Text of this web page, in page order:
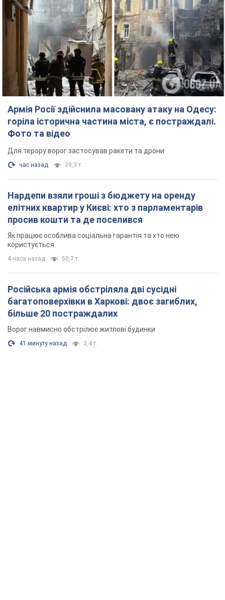
Армія Росії здійснила масовану атаку на Одесу:
горіла історична частина міста, є постраждалі.
Фото та відео
Для терору ворог застосував ракети та дрони
час назад 39,3 т.
Нардепи взяли гроші з бюджету на оренду
елітних квартир у Києві: хто з парламентарів
просив кошти та де поселився
Як працює особлива соціальна гарантія та хто нею
користується
4 часа назад 50,7 т.
Російська армія обстріляла дві сусідні
багатоповерхівки в Харкові: двоє загиблих,
більше 20 постраждалих
Ворог навмисно обстрілює житлові будинки
41 минуту назад 3,4 т.